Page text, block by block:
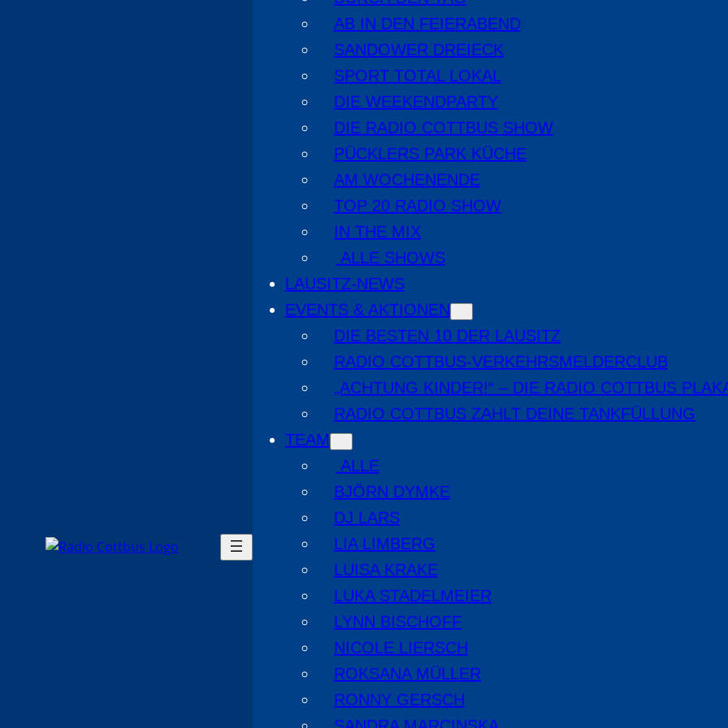
AB IN DEN FEIERABEND
SANDOWER DREIECK
SPORT TOTAL LOKAL
DIE WEEKENDPARTY
DIE RADIO COTTBUS SHOW
PÜCKLERS PARK KÜCHE
AM WOCHENENDE
TOP 20 RADIO SHOW
IN THE MIX
ALLE SHOWS
LAUSITZ-NEWS
EVENTS & AKTIONEN
DIE BESTEN 10 DER LAUSITZ
RADIO COTTBUS-VERKEHRSMELDERCLUB
„ACHTUNG KINDER!“ – DIE RADIO COTTBUS
RADIO COTTBUS ZAHLT DEINE TANKFÜLLUNG
TEAM
ALLE
BJÖRN DYMKE
DJ LARS
LIA LIMBERG
LUISA KRAKE
LUKA STADELMEIER
LYNN BISCHOFF
NICOLE LIERSCH
ROKSANA MÜLLER
RONNY GERSCH